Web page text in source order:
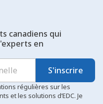
canadiens qui
en
S'inscrire
régulières sur les
et les solutions d’EDC. Je